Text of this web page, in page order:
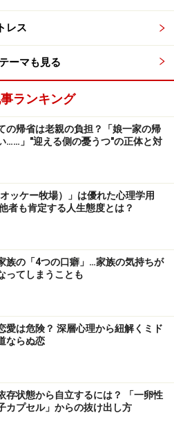
す。最新の内容をご確認くださ
従事者等による情報の提供は、診
診断・治療を必要とする方は、適
すめいたします。記事内容は執筆者
、全ての方への有効性を保証するも
提供する情報に基づいて被ったい
各ガイド、その他当社と契約した
いかねます。
1/2 次のページへ
レス
ーマも見る
ランキング
の帰省は老親の負担？「娘一家の帰
……」"迎える側の憂うつ"の正体と対
オッケー牧場）」は優れた心理学用
者も肯定する人生態度とは？
族の「4つの口癖」…家族の気持ちが
ってしまうことも
愛は危険？ 深層心理から紐解くミド
ならぬ恋
存状態から自立するには？ 「一卵性
カプセル」からの抜け出し方